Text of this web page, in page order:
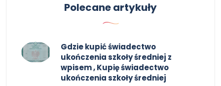
Polecane artykuły
Gdzie kupić świadectwo
ukończenia szkoły średniej z
wpisem , Kupię świadectwo
ukończenia szkoły średniej